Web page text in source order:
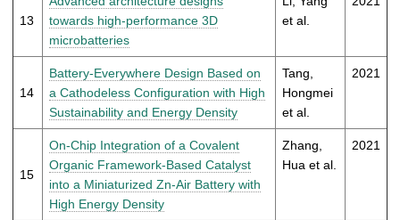
13
towards high-performance 3D
microbatteries
et al.
14
Battery-Everywhere Design Based on
a Cathodeless Configuration with High
Sustainability and Energy Density
Tang,
Hongmei
et al.
2021
15
On-Chip Integration of a Covalent
Organic Framework-Based Catalyst
into a Miniaturized Zn-Air Battery with
High Energy Density
Zhang,
Hua et al.
2021